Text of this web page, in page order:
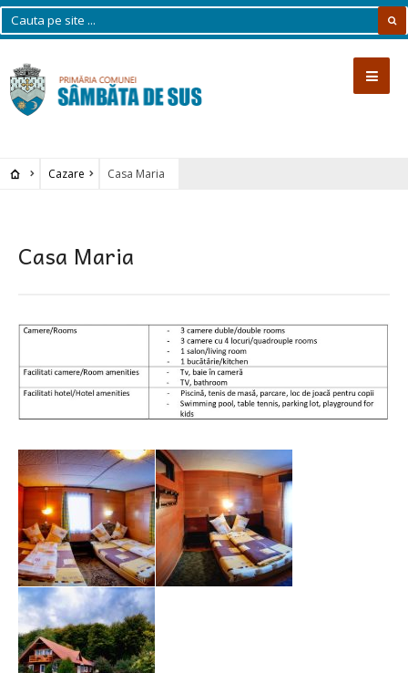
Cazare Casa Maria
Casa Maria